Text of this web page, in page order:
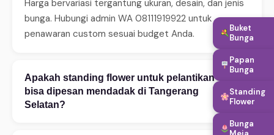
Harga bervariasi tergantung ukuran, desain, dan jenis
bunga. Hubungi admin WA 08111919922 untuk
penawaran custom sesuai budget Anda.
Apakah standing flower untuk pelantikan
bisa dipesan mendadak di Tangerang
Selatan?
+
Ya, WinnerFleur menerima pesanan mendadak 24 jam.
Buket
Bunga
Papan
Bunga
Standing
Flower
Bunga